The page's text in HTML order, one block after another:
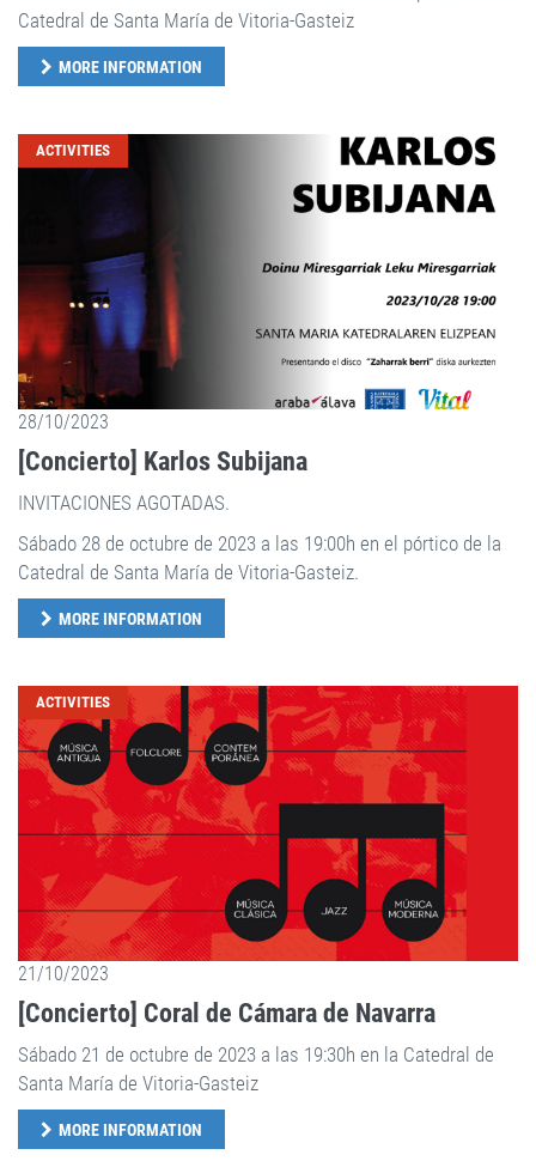
Catedral de Santa María de Vitoria-Gasteiz
MORE INFORMATION
ACTIVITIES
28/10/2023
[Concierto] Karlos Subijana
INVITACIONES AGOTADAS.
Sábado 28 de octubre de 2023 a las 19:00h en el pórtico de la
Catedral de Santa María de Vitoria-Gasteiz.
MORE INFORMATION
ACTIVITIES
21/10/2023
[Concierto] Coral de Cámara de Navarra
Sábado 21 de octubre de 2023 a las 19:30h en la Catedral de
Santa María de Vitoria-Gasteiz
MORE INFORMATION